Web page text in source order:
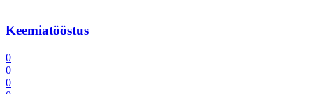
Keemiatööstus
0
0
0